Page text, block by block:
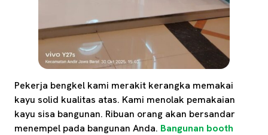
Pekerja bengkel kami merakit kerangka memakai
kayu solid kualitas atas. Kami menolak pemakaian
kayu sisa bangunan. Ribuan orang akan bersandar
menempel pada bangunan Anda. Bangunan booth